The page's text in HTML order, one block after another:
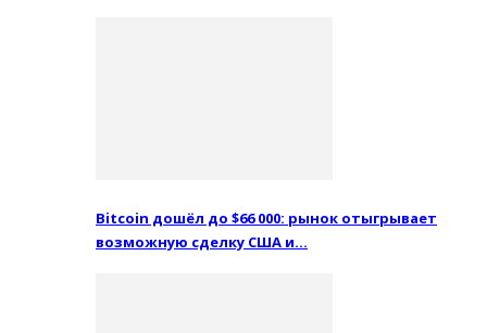
Bitcoin дошёл до $66 000: рынок отыгрывает
возможную сделку США и…